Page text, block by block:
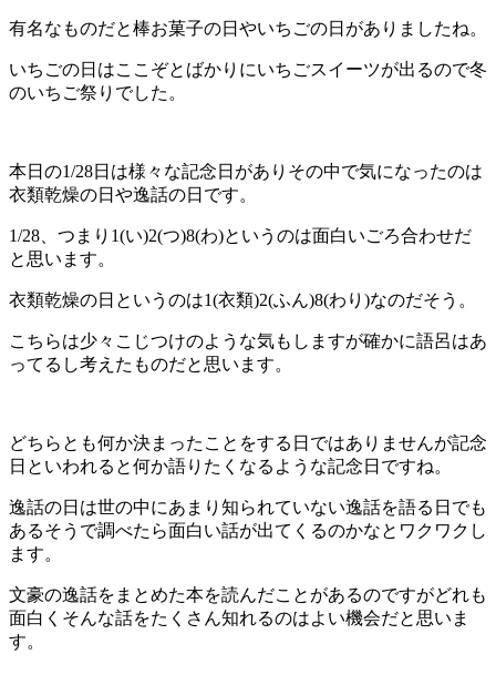
有名なものだと棒お菓子の日やいちごの日がありましたね。
いちごの日はここぞとばかりにいちごスイーツが出るので冬
のいちご祭りでした。
本日の1/28日は様々な記念日がありその中で気になったのは
衣類乾燥の日や逸話の日です。
1/28、つまり1(い)2(つ)8(わ)というのは面白いごろ合わせだ
と思います。
衣類乾燥の日というのは1(衣類)2(ふん)8(わり)なのだそう。
こちらは少々こじつけのような気もしますが確かに語呂はあ
ってるし考えたものだと思います。
どちらとも何か決まったことをする日ではありませんが記念
日といわれると何か語りたくなるような記念日ですね。
逸話の日は世の中にあまり知られていない逸話を語る日でも
あるそうで調べたら面白い話が出てくるのかなとワクワクし
ます。
文豪の逸話をまとめた本を読んだことがあるのですがどれも
面白くそんな話をたくさん知れるのはよい機会だと思いま
す。